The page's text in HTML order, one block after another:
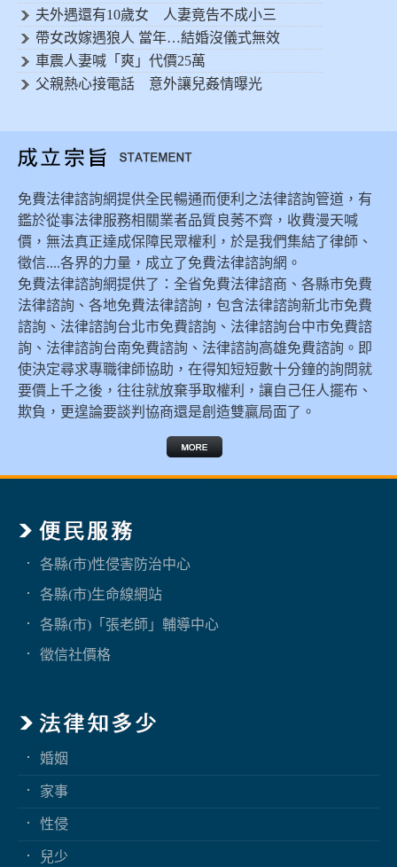
夫外遇還有10歲女 人妻竟告不成小三
帶女改嫁遇狼人 當年…結婚沒儀式無效
車震人妻喊「爽」代價25萬
父親熱心接電話 意外讓兒姦情曝光
免費法律諮詢網提供全民暢通而便利之法律諮詢管道，有
鑑於從事法律服務相關業者品質良莠不齊，收費漫天喊
價，無法真正達成保障民眾權利，於是我們集結了律師、
徵信....各界的力量，成立了免費法律諮詢網。
免費法律諮詢網提供了：全省免費法律諮商、各縣市免費
法律諮詢、各地免費法律諮詢，包含法律諮詢新北市免費
諮詢、法律諮詢台北市免費諮詢、法律諮詢台中市免費諮
詢、法律諮詢台南免費諮詢、法律諮詢高雄免費諮詢。即
使決定尋求專職律師協助，在得知短短數十分鐘的詢問就
要價上千之後，往往就放棄爭取權利，讓自己任人擺布、
欺負，更遑論要談判協商還是創造雙贏局面了。
各縣(市)性侵害防治中心
各縣(市)生命線網站
各縣(市)「張老師」輔導中心
徵信社價格
婚姻
家事
性侵
兒少